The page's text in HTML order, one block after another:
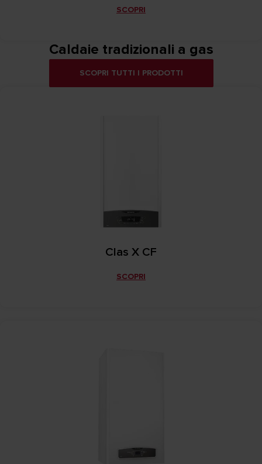
SCOPRI
Caldaie tradizionali a gas
SCOPRI TUTTI I PRODOTTI
Clas X CF
SCOPRI